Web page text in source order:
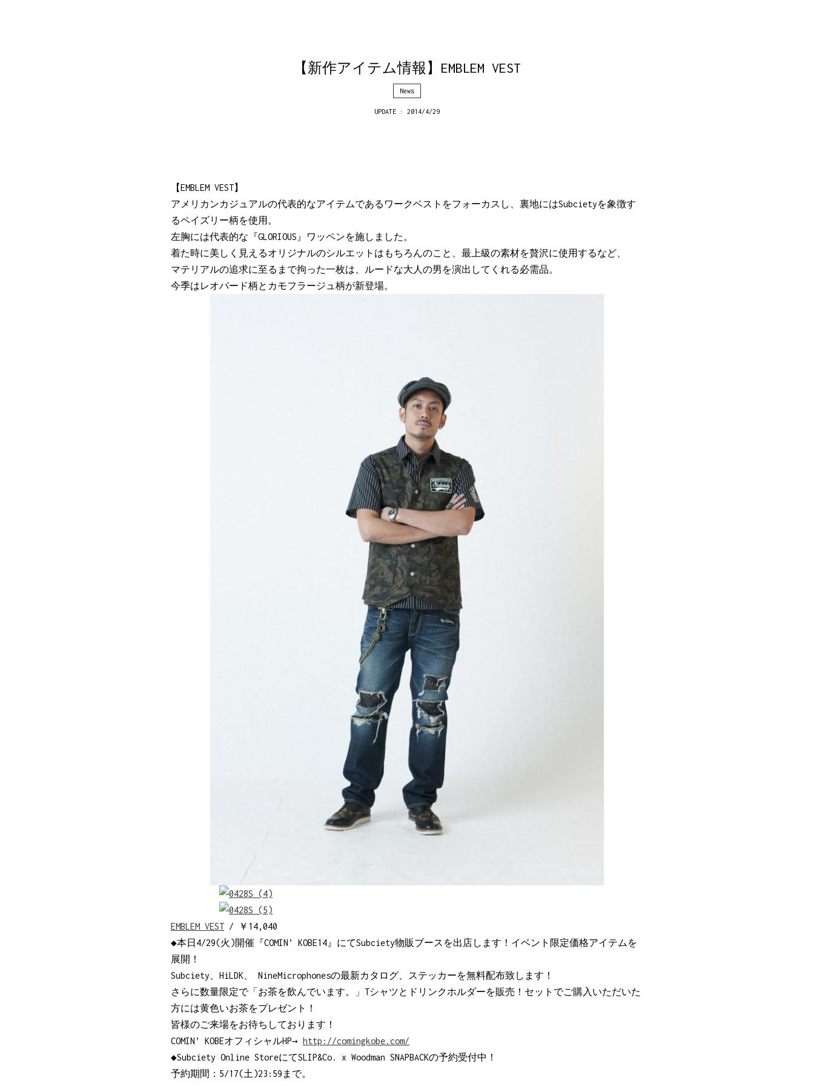
【新作アイテム情報】EMBLEM VEST
News
UPDATE : 2014/4/29
【EMBLEM VEST】
アメリカンカジュアルの代表的なアイテムであるワークベストをフォーカスし、裏地にはSubcietyを象徴す
るペイズリー柄を使用。
左胸には代表的な『GLORIOUS』ワッペンを施しました。
着た時に美しく見えるオリジナルのシルエットはもちろんのこと、最上級の素材を贅沢に使用するなど、
マテリアルの追求に至るまで拘った一枚は、ルードな大人の男を演出してくれる必需品。
今季はレオパード柄とカモフラージュ柄が新登場。
EMBLEM VEST / ￥14,040
◆本日4/29(火)開催『COMIN’ KOBE14』にてSubciety物販ブースを出店します！イベント限定価格アイテムを
展開！
Subciety、HiLDK、 NineMicrophonesの最新カタログ、ステッカーを無料配布致します！
さらに数量限定で「お茶を飲んでいます。」Tシャツとドリンクホルダーを販売！セットでご購入いただいた
方には黄色いお茶をプレゼント！
皆様のご来場をお待ちしております！
COMIN’ KOBEオフィシャルHP→ http://comingkobe.com/
◆Subciety Online StoreにてSLIP&Co. x Woodman SNAPBACKの予約受付中！
予約期間：5/17(土)23:59まで。